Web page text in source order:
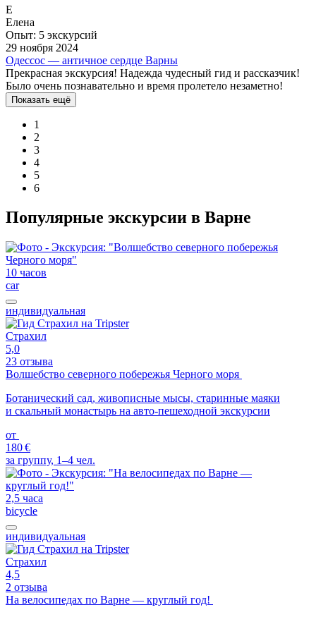
Е
Елена
Опыт: 5 экскурсий
29 ноября 2024
Одессос — античное сердце Варны
Прекрасная экскурсия! Надежда чудесный гид и рассказчик!
Было очень познавательно и время пролетело незаметно!
Показать ещё
1
2
3
4
5
6
Популярные экскурсии в Варне
10 часов
car
индивидуальная
Страхил
5,0
23 отзыва
Волшебство северного побережья Черного моря
Ботанический сад, живописные мысы, старинные маяки
и скальный монастырь на авто-пешеходной экскурсии
от
180 €
за группу, 1–4 чел.
2,5 часа
bicycle
индивидуальная
Страхил
4,5
2 отзыва
На велосипедах по Варне — круглый год!